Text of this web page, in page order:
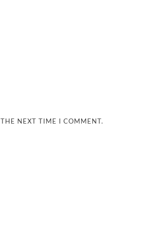
NEXT TIME I COMMENT.